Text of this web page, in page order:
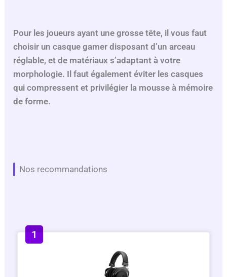
Pour les joueurs ayant une grosse tête, il vous faut
choisir un casque gamer disposant d’un arceau
réglable, et de matériaux s’adaptant à votre
morphologie. Il faut également éviter les casques
qui compressent et privilégier la mousse à mémoire
de forme.
Nos recommandations